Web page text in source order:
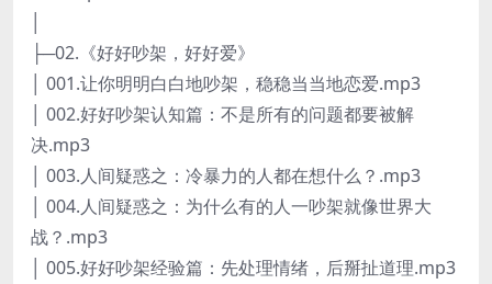
├─02.《好好吵架，好好爱》
│ 001.让你明明白白地吵架，稳稳当当地恋爱.mp3
│ 002.好好吵架认知篇：不是所有的问题都要被解
决.mp3
│ 003.人间疑惑之：冷暴力的人都在想什么？.mp3
│ 004.人间疑惑之：为什么有的人一吵架就像世界大
战？.mp3
│ 005.好好吵架经验篇：先处理情绪，后掰扯道理.mp3